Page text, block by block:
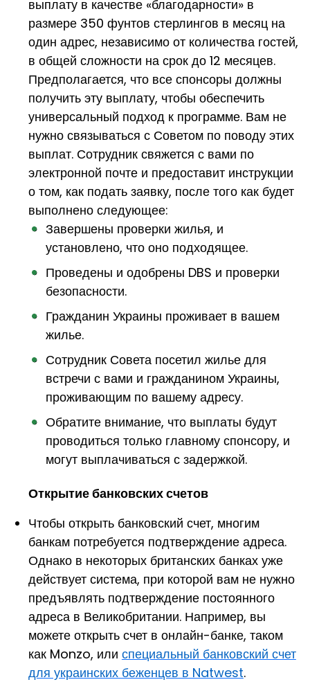
выплату в качестве «благодарности» в
размере 350 фунтов стерлингов в месяц на
один адрес, независимо от количества гостей,
в общей сложности на срок до 12 месяцев.
Предполагается, что все спонсоры должны
получить эту выплату, чтобы обеспечить
универсальный подход к программе. Вам не
нужно связываться с Советом по поводу этих
выплат. Сотрудник свяжется с вами по
электронной почте и предоставит инструкции
о том, как подать заявку, после того как будет
выполнено следующее:
Завершены проверки жилья, и
установлено, что оно подходящее.
Проведены и одобрены DBS и проверки
безопасности.
Гражданин Украины проживает в вашем
жилье.
Сотрудник Совета посетил жилье для
встречи с вами и гражданином Украины,
проживающим по вашему адресу.
Обратите внимание, что выплаты будут
проводиться только главному спонсору, и
могут выплачиваться с задержкой.
Открытие банковских счетов
Чтобы открыть банковский счет, многим
банкам потребуется подтверждение адреса.
Однако в некоторых британских банках уже
действует система, при которой вам не нужно
предъявлять подтверждение постоянного
адреса в Великобритании. Например, вы
можете открыть счетв онлайн-банке, таком
как Monzo, или специальный банковский счет
для украинских беженцев в Natwest.